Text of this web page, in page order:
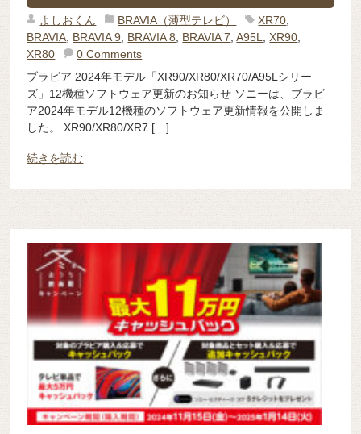
よしおくん BRAVIA（薄型テレビ） XR70
BRAVIA BRAVIA 9 BRAVIA 8 BRAVIA 7 ,A95L ,XR90
XR80
0 Comments
ブラビア 2024年モデル「XR90/XR80/XR70/A95Lシリー
ズ」12機種ソフトウェア更新のお知らせ ソニーは、ブラビ
ア2024年モデル12機種のソフトウェア更新情報を公開しま
した。 XR90/XR80/XR7 […]
続きを読む